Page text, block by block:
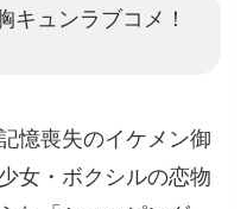
キュンラブコメ！
憶喪失のイケメン御
女・ボクシルの恋物